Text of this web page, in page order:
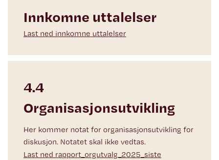
Innkomne uttalelser
Last ned innkomne uttalelser
4.4
Organisasjonsutvikling
Her kommer notat for organisasjonsutvikling for
diskusjon. Notatet skal ikke vedtas.
Last ned rapport_orgutvalg_2025_siste